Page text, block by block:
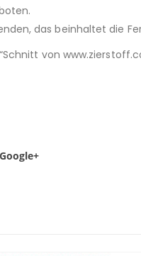
das beinhaltet die
von
Google+